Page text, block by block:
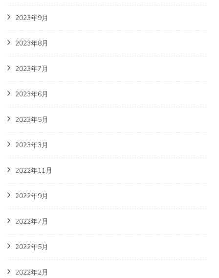
2023年9月
2023年8月
2023年7月
2023年6月
2023年5月
2023年3月
2022年11月
2022年9月
2022年7月
2022年5月
2022年2月